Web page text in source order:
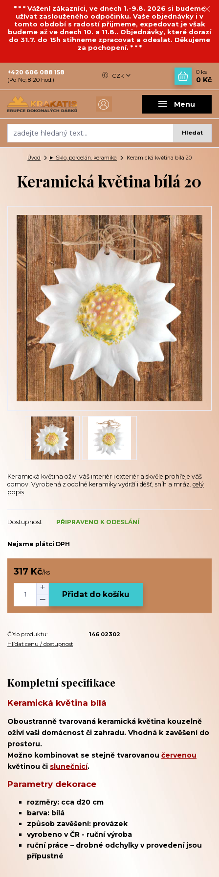
* * * Vážení zákazníci, ve dnech 1.-9.8. 2026 si budeme
užívat zaslouženého odpočinku. Vaše objednávky i v
tomto období s radostí přijmeme, expedovat je však
budeme až ve dnech 10. a 11.8.. Objednávky, které dorazí
do 31.7. do 15h stihneme zpracovat a odeslat. Děkujeme
za pochopení. * * *
Menu
CZK
Hledat
+420 606 088 158
(Po-Ne, 8-20 hod.)
0 ks
0 Kč
Úvod ► Sklo, porcelán. keramika Keramická květina bílá 20
Keramická květina bílá 20
Keramická květina oživí váš interiér i exteriér a skvěle prohřeje váš
domov. Vyrobená z odolné keramiky vydrží i déšť, sníh a mráz. celý
popis
Dostupnost PŘIPRAVENO K ODESLÁNÍ
Nejsme plátci DPH
317 Kč/ks
Přidat do košíku
Číslo produktu:
146 02302
Hlídat cenu / dostupnost
Kompletní specifikace
Keramická květina bílá
Oboustranně tvarovaná keramická květina kouzelně
oživí vaši domácnost či zahradu. Vhodná k zavěšení do
prostoru.
Možno kombinovat se stejně tvarovanou červenou
květinou či slunečnicí.
Parametry dekorace
rozměry: cca d20 cm
barva: bílá
způsob zavěšení: provázek
vyrobeno v ČR - ruční výroba
ruční práce – drobné odchylky v provedení jsou
přípustné